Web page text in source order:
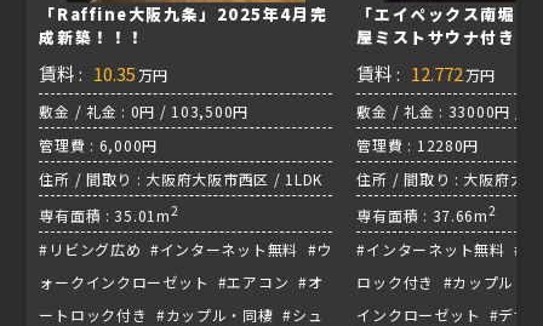
「Raffine大阪九条」2025年4月完
成新築！！！
賃料 : 10.35 万円
敷金 / 礼金 : 0円 / 103,500円
管理費 : 6,000円
住所 / 間取り : 大阪府大阪市西区 / 1LDK
専有面積 : 35.01m2
#リビング広め #インターネット無料 #ウ
ォークインクローゼット #エアコン #オ
ートロック付き #カップル・同棲 #シュ
「エイペックス南堀江
屋ミストサウナ付き！
賃料 : 12.772 万円
敷金 / 礼金 : 33000円 /
管理費 : 12280円
住所 / 間取り : 大阪府大
専有面積 : 37.66m2
#インターネット無料 #
ロック付き #カップル・
インクローゼット #デザ